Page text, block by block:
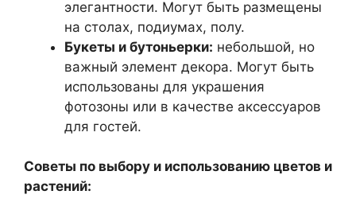
элегантности. Могут быть размещены
на столах, подиумах, полу.
Букеты и бутоньерки: небольшой, но
важный элемент декора. Могут быть
использованы для украшения
фотозоны или в качестве аксессуаров
для гостей.
Советы по выбору и использованию цветов и
растений: